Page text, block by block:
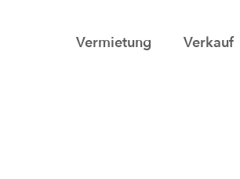
Vermietung Verkauf